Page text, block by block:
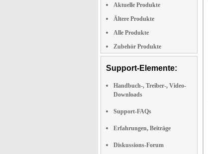
Aktuelle Produkte
Ältere Produkte
Alle Produkte
Zubehör Produkte
Support-Elemente:
Handbuch-, Treiber-, Video-
Downloads
Support-FAQs
Erfahrungen, Beiträge
Diskussions-Forum